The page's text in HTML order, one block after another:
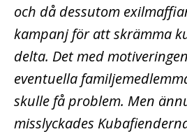
och då dessutom
kampanj för att skrämma
delta. Det med
eventuella
skulle få problem. Men
misslyckades